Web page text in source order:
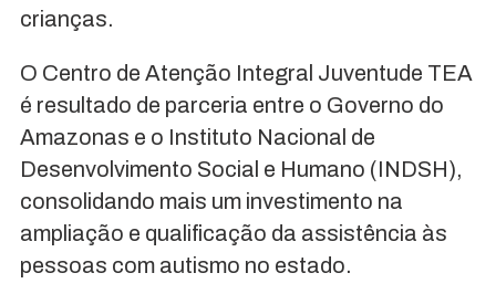
crianças.
O Centro de Atenção Integral Juventude TEA
é resultado de parceria entre o Governo do
Amazonas e o Instituto Nacional de
Desenvolvimento Social e Humano (INDSH),
consolidando mais um investimento na
ampliação e qualificação da assistência às
pessoas com autismo no estado.